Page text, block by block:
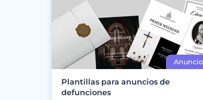
Plantillas para anuncios de
defunciones